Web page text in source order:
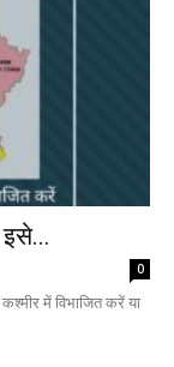
इसे...
0
में विभाजित करें या